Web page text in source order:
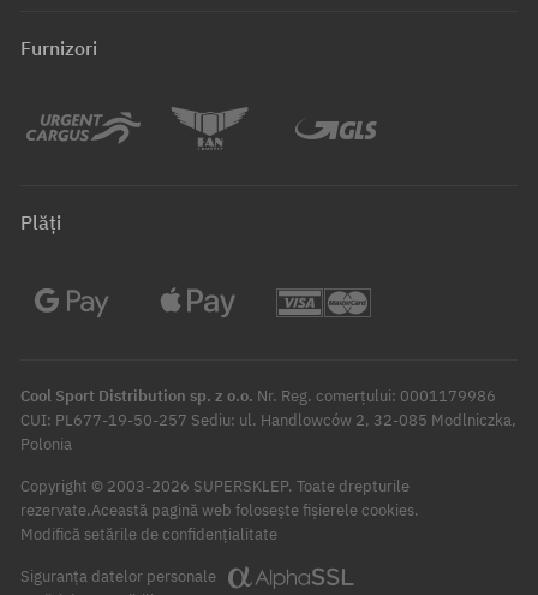
Furnizori
Plăți
Cool Sport Distribution sp. z o.o. Nr. Reg. comerțului: 0001179986
CUI: PL677-19-50-257 Sediu: ul. Handlowców 2, 32-085 Modlniczka,
Polonia
Copyright © 2003-2026 SUPERSKLEP. Toate drepturile
rezervate.Această pagină web folosește fișierele cookies.
Modifică setările de confidențialitate
Siguranța datelor personale